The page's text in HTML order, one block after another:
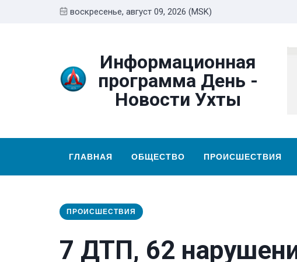
воскресенье, август 09, 2026 (MSK)
Информационная
программа День -
Новости Ухты
ГЛАВНАЯ ОБЩЕСТВО ПРОИСШЕСТВИЯ
ПРОИСШЕСТВИЯ
7 ДТП, 62